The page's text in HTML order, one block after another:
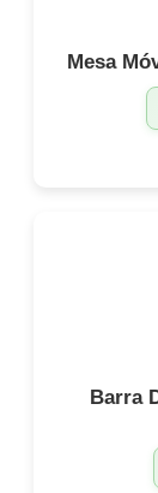
Mesa
Barra